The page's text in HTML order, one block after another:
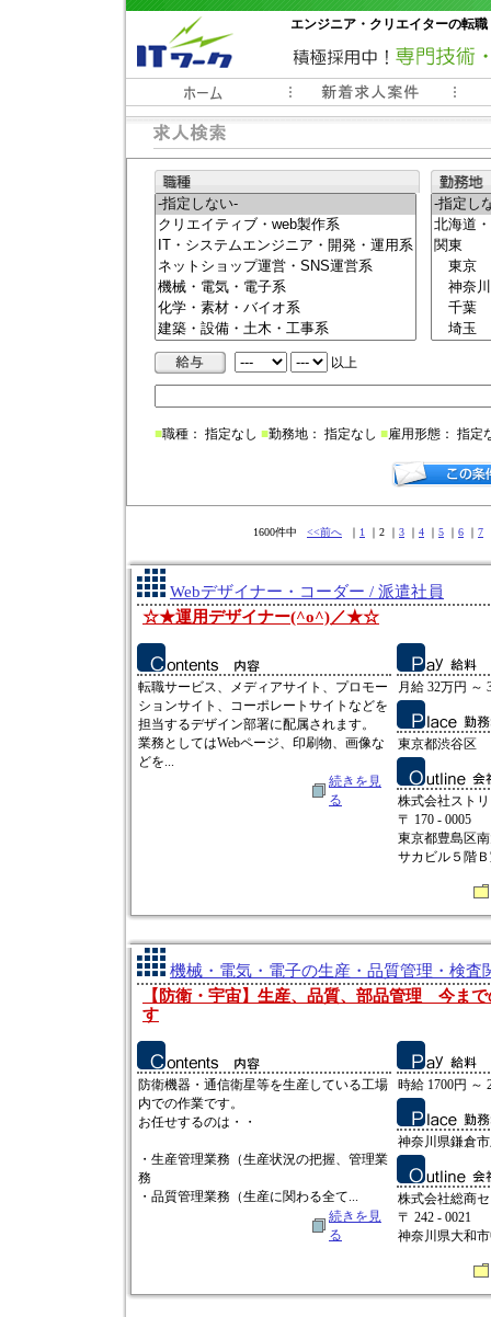
エンジニア・クリエイターの転
常時3000件以上の求人情報掲載中
以上
■職種： 指定なし ■勤務地： 指定なし ■雇用形態： 指定
1600件中 <<前へ ｜ 1 ｜2 ｜ 3 ｜ 4 ｜ 5 ｜ 6 ｜ 7
Webデザイナー・コーダー / 派遣社員
☆★運用デザイナー(^o^)／★☆
転職サービス、メディアサイト、プロモー
ションサイト、コーポレートサイトなどを
担当するデザイン部署に配属されます。
業務としてはWebページ、印刷物、画像な
どを...
続きを見
る
月給 32万円 ～
東京都渋谷区
株式会社スト
〒 170 - 0005
東京都豊島区
サカビル５階
機械・電気・電子の生産・品質管理・検査
【防衛・宇宙】生産、品質、部品管理 今ま
す
防衛機器・通信衛星等を生産している工場
内での作業です。
お任せするのは・・
・生産管理業務（生産状況の把握、管理業
務
・品質管理業務（生産に関わる全て...
続きを見
る
時給 1700円 ～
神奈川県鎌倉
株式会社総商
〒 242 - 0021
神奈川県大和